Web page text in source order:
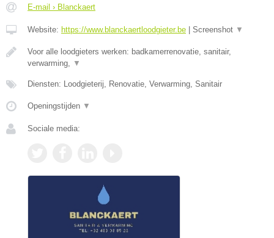
E-mail › Blanckaert
Website: https://www.blanckaertloodgieter.be Screenshot ▼
Voor alle loodgieters werken: badkamerrenovatie, sanitair,
verwarming,
▼
Diensten: Loodgieterij, Renovatie, Verwarming, Sanitair
Openingstijden ▼
Sociale media: